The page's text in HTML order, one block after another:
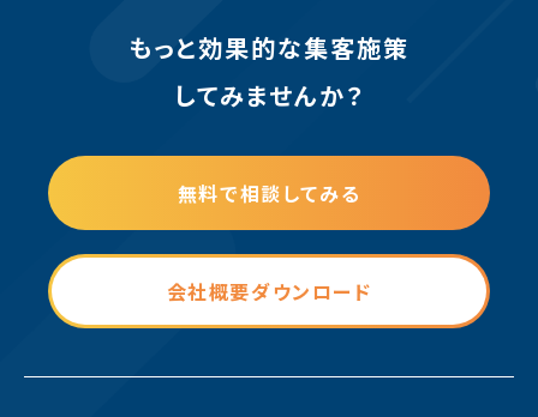
もっと効果的な集客施策
してみませんか？
無料で相談してみる
会社概要ダウンロード